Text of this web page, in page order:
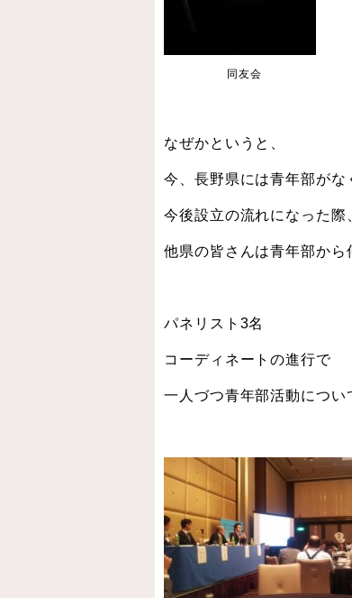
同友会
なぜかというと、
今、長野県には青年部がな
今後設立の流れになった
他県の皆さんは青年部から
パネリスト3名
コーディネートの進行で
一人づつ青年部活動につい